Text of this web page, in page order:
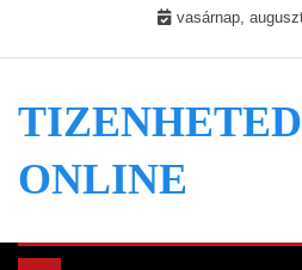
vasárnap,
ONLINE